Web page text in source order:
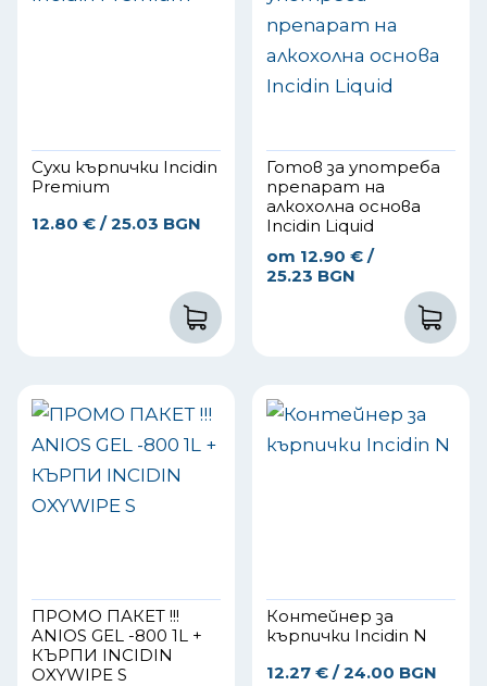
Сухи кърпички Incidin
Premium
12.80 € / 25.03 BGN
Готов за употреба
препарат на
алкохолна основа
Incidin Liquid
от 12.90 € /
25.23 BGN
ПРОМО ПАКЕТ !!!
ANIOS GEL -800 1L +
КЪРПИ INCIDIN
OXYWIPE S
Контейнер за
кърпички Incidin N
12.27 € / 24.00 BGN